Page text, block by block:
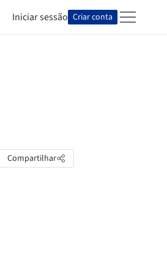
Iniciar sessão Criar conta
Compartilhar